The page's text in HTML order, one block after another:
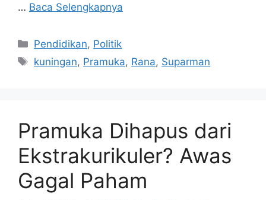
… Baca Selengkapnya
Kategori
Pendidikan, Politik
Tag
kuningan, Pramuka, Rana, Suparman
Pramuka Dihapus dari
Ekstrakurikuler? Awas
Gagal Paham